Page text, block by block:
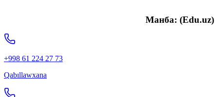
Манба: (Edu.uz)
+998 61 224 27 73
Qabıllawxana